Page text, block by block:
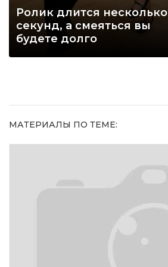
Ролик длится несколько
секунд, а смеяться вы
будете долго
МАТЕРИАЛЫ ПО ТЕМЕ: